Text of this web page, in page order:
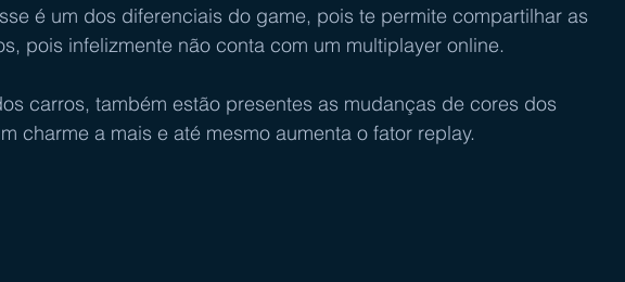
é um dos diferenciais do game, pois te permite compartilhar as
pois infelizmente não conta com um multiplayer online.
carros, também estão presentes as mudanças de cores dos
charme a mais e até mesmo aumenta o fator replay.